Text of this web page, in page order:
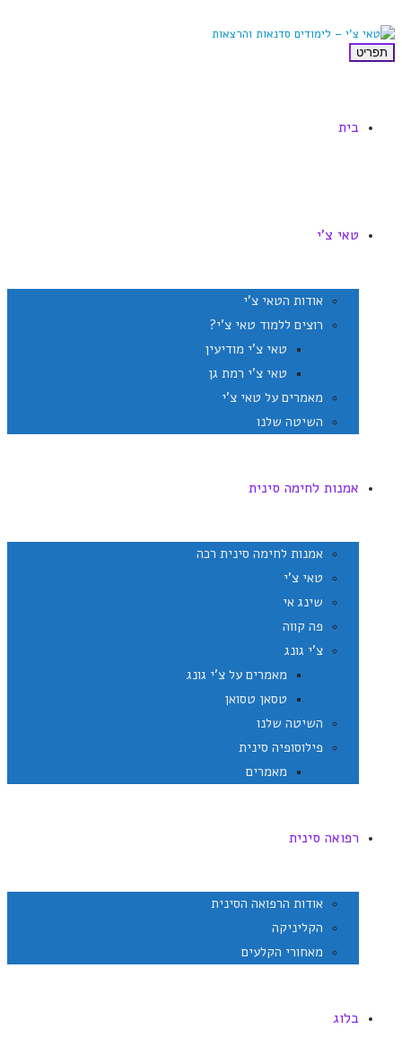
תפריט
בית
טאי צ'י
אודות הטאי צ'י
רוצים ללמוד טאי צ'י?
טאי צ'י מודיעין
טאי צ'י רמת גן
מאמרים על טאי צ'י
השיטה שלנו
אמנות לחימה סינית
אמנות לחימה סינית רכה
טאי צ'י
שינג אי
פה קווה
צ'י גונג
מאמרים על צ'י גונג
טסאן טסואן
השיטה שלנו
פילוסופיה סינית
מאמרים
רפואה סינית
אודות הרפואה הסינית
הקליניקה
מאחורי הקלעים
בלוג